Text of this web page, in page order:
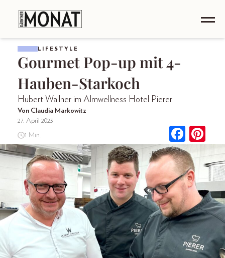
LIFESTYLE
Gourmet Pop-up mit 4-
Hauben-Starkoch
Hubert Wallner im Almwellness Hotel Pierer
Von Claudia Markowitz
27. April 2023
1 Min.